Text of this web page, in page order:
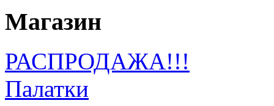
Магазин
РАСПРОДАЖА!!!
Палатки